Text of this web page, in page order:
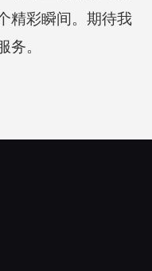
精彩瞬间。期待我
务。